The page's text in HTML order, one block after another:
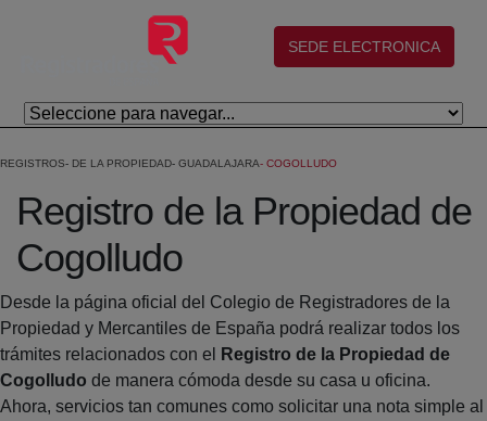
Saltar al contenido principal
(abre en nueva ventana)
SEDE ELECTRONICA
REGISTROS DE LA PROPIEDAD GUADALAJARA COGOLLUDO
Registro de la Propiedad de
Cogolludo
Desde la página oficial del Colegio de Registradores de la
Propiedad y Mercantiles de España podrá realizar todos los
trámites relacionados con el
Registro de la Propiedad de
Cogolludo de manera cómoda desde su casa u oficina.
Ahora, servicios tan comunes como solicitar una nota simple al